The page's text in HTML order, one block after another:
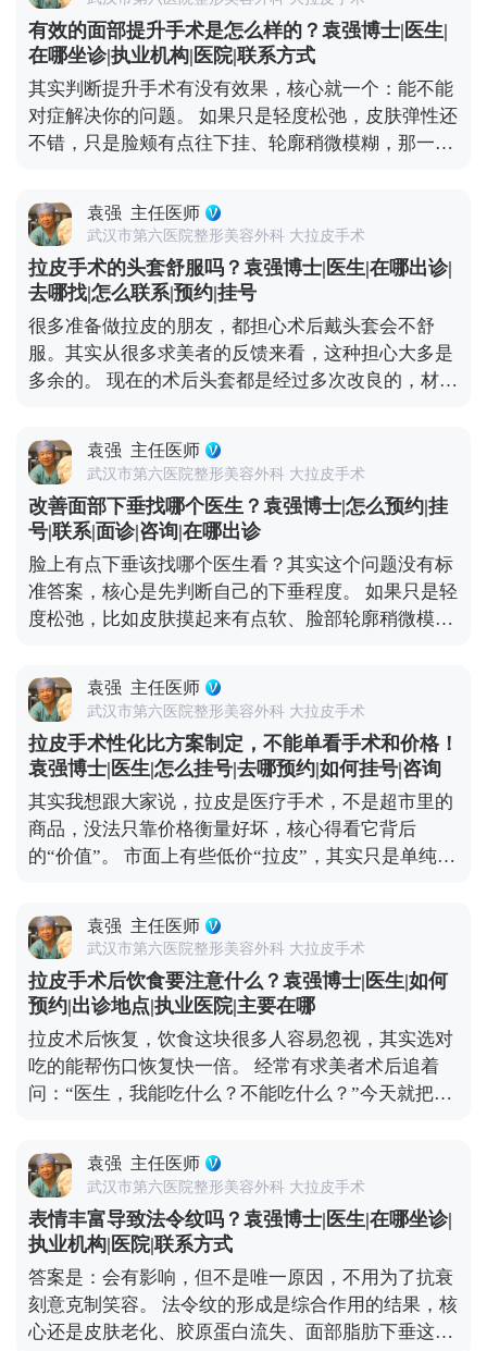
术，针对嘴角和口角囊袋区域会做精细处理，能让嘴
角恢复微微上扬的状态，还不会影响表情自然度。 这
里要重点说下，嘴角周围的神经和肌肉特别丰富，稍
微处理不当就可能影响表情自然度，所以找对医生很
关键——一定要选对脸部解剖结构熟悉的医生，面诊
时多沟通自己想要的自然效果。 想知道更多关于
号、百家号、小红薯）预约面诊，详细了解。
有效的面部提升手术是怎么样的？袁强博士|医生|
在哪坐诊|执业机构|医院|联系方式
其实判断提升手术有没有效果，核心就一个：能不能
对症解决你的问题。 如果只是轻度松弛，皮肤弹性还
不错，只是脸颊有点往下挂、轮廓稍微模糊，那一些
度下垂，比如出现“羊腮”、下颌缘被肉遮住，甚至法
令纹深到显老，可能就得选拉皮手术了。拉皮是通过
手术提升深层组织，效果更彻底，维持时间也更长。
像MCR复合提升术这种正规术式，在传统拉皮的基础
上优化了层次分离和固定方式，适合对效果要求高、
又希望恢复自然的朋友。最后提醒下，不管选哪种，
一定要找正规医院的经验丰富的医生，面诊时把需求
说清楚，多看看相似案例，这样才能保证效果。 想知
平台（公众号、百家号、小红薯）预约面诊，详细了
解。
袁强 主任医师
武汉市第六医院整形美容外科 大拉皮手术
拉皮手术的头套舒服吗？袁强博士|医生|在哪出诊|
去哪找|怎么联系|预约|挂号
很多准备做拉皮的朋友，都担心术后戴头套会不舒
服。其实从很多求美者的反馈来看，这种担心大多是
多余的。 现在的术后头套都是经过多次改良的，材质
裁的，贴合度很高，不会有勒得喘不过气的感觉。不
少人戴个两三天就适应了，甚至睡觉时都能忽略它的
存在。 戴头套可不是多余的步骤，核心作用是帮面部
组织更好地贴合骨骼、减轻肿胀，还能促进伤口愈
合。一般建议术后前两周尽量24小时佩戴，之后一个
月里，根据恢复情况白天或晚上适当戴就行，具体时
间我都会根据每个人的恢复进度单独建议。 所以大家
不用纠结戴头套这件事，它不是负担，反而能帮你更
术的问题，可以去官方媒体平台（公众号、百家号、
小红薯）预约面诊，详细了解。
袁强 主任医师
武汉市第六医院整形美容外科 大拉皮手术
改善面部下垂找哪个医生？袁强博士|怎么预约|挂
号|联系|面诊|咨询|在哪出诊
脸上有点下垂该找哪个医生看？其实这个问题没有标
准答案，核心是先判断自己的下垂程度。 如果只是轻
度松弛，比如皮肤摸起来有点软、脸部轮廓稍微模
果就挺对症的。在北京选这类项目，重点看机构是否
正规、设备有没有资质，皮肤科或美容科的医生只要
经验够，基本都能操作。 但如果是中重度下垂，比如
法令纹深到卡粉、下颌缘完全模糊，甚至脸颊肉往下
坠，可能就得考虑拉皮手术了。北京能做拉皮的医生
不少，但一定要选专攻面部年轻化的整形外科医生，
这类医生对脸部组织层次更熟悉，效果和恢复都更有
保障。 另外，现在有MCR复合提升术这种正规改良
又怕留痕的朋友。不管选哪种方式，建议大家面诊时
多问两句，看看和自己情况相似的案例，把风险和恢
复周期问清楚，再做决定。 想知道更多关于MCR复
合提升术的问题，可以去官方媒体平台（公众号、百
家号、小红薯）预约面诊，详细了解。
袁强 主任医师
武汉市第六医院整形美容外科 大拉皮手术
拉皮手术性化比方案制定，不能单看手术和价格！
袁强博士|医生|怎么挂号|去哪预约|如何挂号|咨询
其实我想跟大家说，拉皮是医疗手术，不是超市里的
商品，没法只靠价格衡量好坏，核心得看它背后
的“价值”。 市面上有些低价“拉皮”，其实只是单纯提
便宜，但效果维持时间短，大概率1-2年就会反弹，
还容易出现皮肉分离、疤痕明显、表情僵硬这些问
题，后期修复反而要花更多钱。 真正靠谱的拉皮手
术，是个精细活。需要医生对皮肤、筋膜、脂肪等不
同层次做精准剥离、复位、提升和固定，操作复杂，
对医生的技术和经验要求极高，价格自然会高一些。
但这种手术的效果更自然，维持时间也长，一般能到
8-10年，从长期来看反而更划算。 现在专业医生都讲
美需求设计方案，而不是流水线操作。做医美不是为
了图便宜，而是为了让自己变得更好。选一位靠谱的
医生，做一个适合自己的方案，才是对自己最负责任
的投资。 想知道更多关于MCR复合提升术的问题，
可以去官方媒体平台（公众号、百家号、小红薯）预
约面诊，详细了解。
袁强 主任医师
武汉市第六医院整形美容外科 大拉皮手术
拉皮手术后饮食要注意什么？袁强博士|医生|如何
预约|出诊地点|执业医院|主要在哪
拉皮术后恢复，饮食这块很多人容易忽视，其实选对
吃的能帮伤口恢复快一倍。 经常有求美者术后追着
问：“医生，我能吃什么？不能吃什么？”今天就把饮
食物为主，比如小米粥、蒸鸡蛋羹、蔬菜瘦肉汤，这
些食物不会给肠胃添负担，也能保证基础营养。一定
要避开辛辣、刺激、油腻的食物，比如火锅、烧烤、
辣椒这些，容易刺激血管扩张，影响伤口愈合，甚至
引发炎症。 另外要重点补充两类营养：优质蛋白质和
维生素C。蛋白质是组织修复的基础，像鱼肉、去皮
鸡肉、豆制品、牛奶都可以多吃点；维生素C能促进
胶原蛋白合成，帮助皮肤恢复弹性，新鲜的水果蔬菜
袁强 主任医师
武汉市第六医院整形美容外科 大拉皮手术
表情丰富导致法令纹吗？袁强博士|医生|在哪坐诊|
执业机构|医院|联系方式
答案是：会有影响，但不是唯一原因，不用为了抗衰
刻意克制笑容。 法令纹的形成是综合作用的结果，核
心还是皮肤老化、胶原蛋白流失、面部脂肪下垂这些